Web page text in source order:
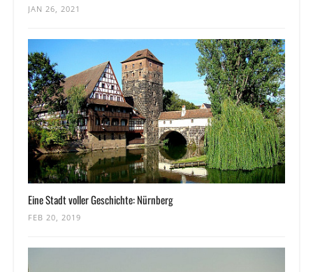
JAN 26, 2021
Eine Stadt voller Geschichte: Nürnberg
FEB 20, 2019